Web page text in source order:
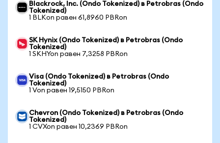
Blackrock, Inc. (Ondo Tokenized) в Petrobras (Ondo
Tokenized)
1 BLKon равен 61,8960 PBRon
SK Hynix (Ondo Tokenized) в Petrobras (Ondo
Tokenized)
1 SKHYon равен 7,3258 PBRon
Visa (Ondo Tokenized) в Petrobras (Ondo
Tokenized)
1 Von равен 19,5150 PBRon
Chevron (Ondo Tokenized) в Petrobras (Ondo
Tokenized)
1 CVXon равен 10,2369 PBRon